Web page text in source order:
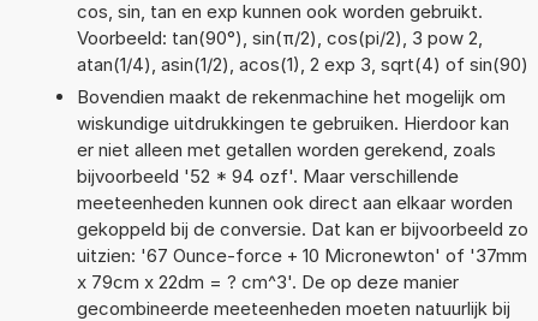
cos, sin, tan en exp kunnen ook worden gebruikt.
Voorbeeld: tan(90°), sin(π/2), cos(pi/2), 3 pow 2,
atan(1/4), asin(1/2), acos(1), 2 exp 3, sqrt(4) of sin(90)
Bovendien maakt de rekenmachine het mogelijk om
wiskundige uitdrukkingen te gebruiken. Hierdoor kan
er niet alleen met getallen worden gerekend, zoals
bijvoorbeeld '52 * 94 ozf'. Maar verschillende
meeteenheden kunnen ook direct aan elkaar worden
gekoppeld bij de conversie. Dat kan er bijvoorbeeld zo
uitzien: '67 Ounce-force + 10 Micronewton' of '37mm
x 79cm x 22dm = ? cm^3'. De op deze manier
gecombineerde meeteenheden moeten natuurlijk bij